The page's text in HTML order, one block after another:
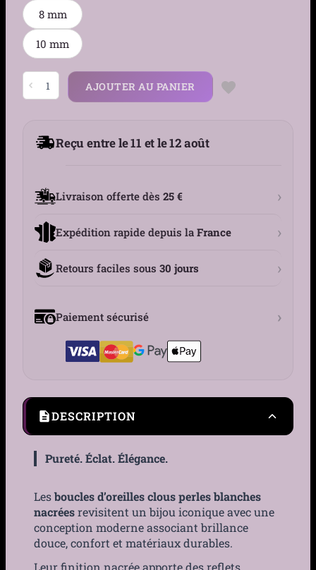
8 mm
10 mm
quantité
de
Boucles
Nacrées
mm
AJOUTER AU PANIER
Reçu entre le 11 et le 12 août
Livraison offerte dès 25 € ›
Expédition rapide depuis la France ›
Retours faciles sous 30 jours ›
Paiement sécurisé ›
DESCRIPTION
Pureté. Éclat. Élégance.
Lesboucles d’oreilles clous perles blanches
nacréesrevisitent un bijou iconique avec une
conception moderne associant brillance
douce, confort et matériaux durables.
Leur finition nacrée apporte des reflets